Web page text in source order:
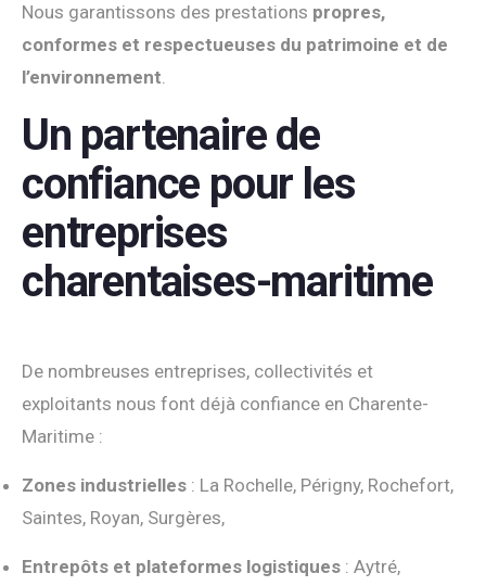
Nous garantissons des prestations propres,
conformes et respectueuses du patrimoine et de
l’environnement.
Un partenaire de
confiance pour les
entreprises
charentaises-maritime
De nombreuses entreprises, collectivités et
exploitants nous font déjà confiance en Charente-
Maritime :
Zones industrielles : La Rochelle, Périgny, Rochefort,
Saintes, Royan, Surgères,
Entrepôts et plateformes logistiques : Aytré,